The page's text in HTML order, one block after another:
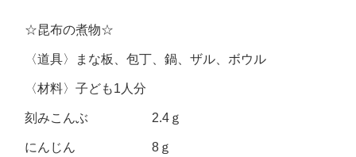
☆昆布の煮物☆
〈道具〉まな板、包丁、鍋、ザル、ボウル
〈材料〉子ども1人分
刻みこんぶ 2.4ｇ
にんじん 8ｇ